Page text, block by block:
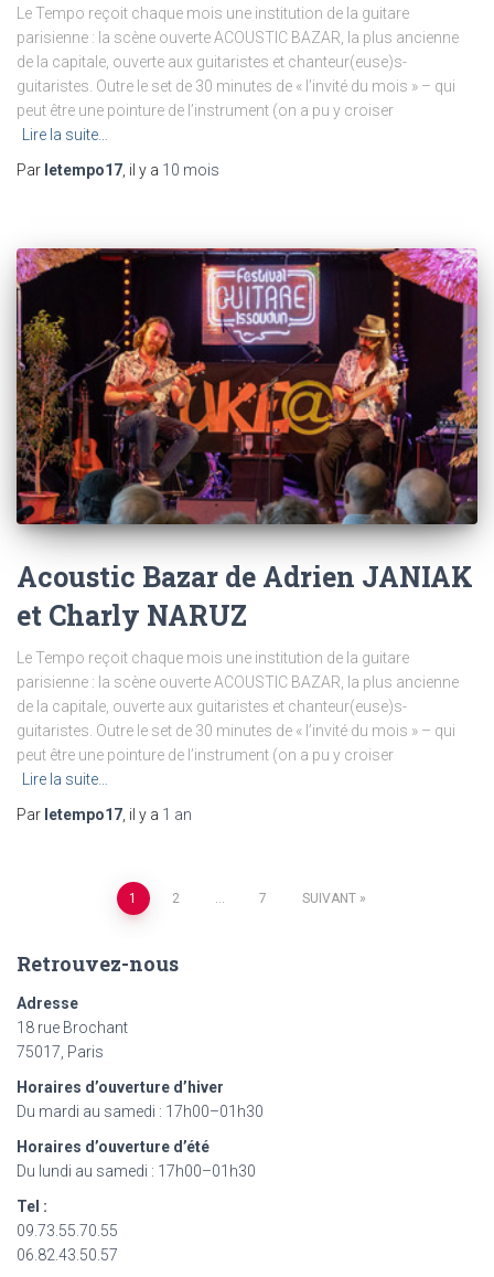
Le Tempo reçoit chaque mois une institution de la guitare
parisienne : la scène ouverte ACOUSTIC BAZAR, la plus ancienne
de la capitale, ouverte aux guitaristes et chanteur(euse)s-
guitaristes. Outre le set de 30 minutes de « l’invité du mois » – qui
peut être une pointure de l’instrument (on a pu y croiser
Lire la suite…
Par letempo17, il y a 10 mois
Acoustic Bazar de Adrien JANIAK
et Charly NARUZ
Le Tempo reçoit chaque mois une institution de la guitare
parisienne : la scène ouverte ACOUSTIC BAZAR, la plus ancienne
de la capitale, ouverte aux guitaristes et chanteur(euse)s-
guitaristes. Outre le set de 30 minutes de « l’invité du mois » – qui
peut être une pointure de l’instrument (on a pu y croiser
Lire la suite…
Par letempo17 , il y a 1 an
Navigation
des
articles
1 2 … 7 SUIVANT
Retrouvez-nous
Adresse
18 rue Brochant
75017, Paris
Horaires d’ouverture d’hiver
Du mardi au samedi : 17h00–01h30
Horaires d’ouverture d’été
Du lundi au samedi : 17h00–01h30
Tel :
09.73.55.70.55
06.82.43.50.57